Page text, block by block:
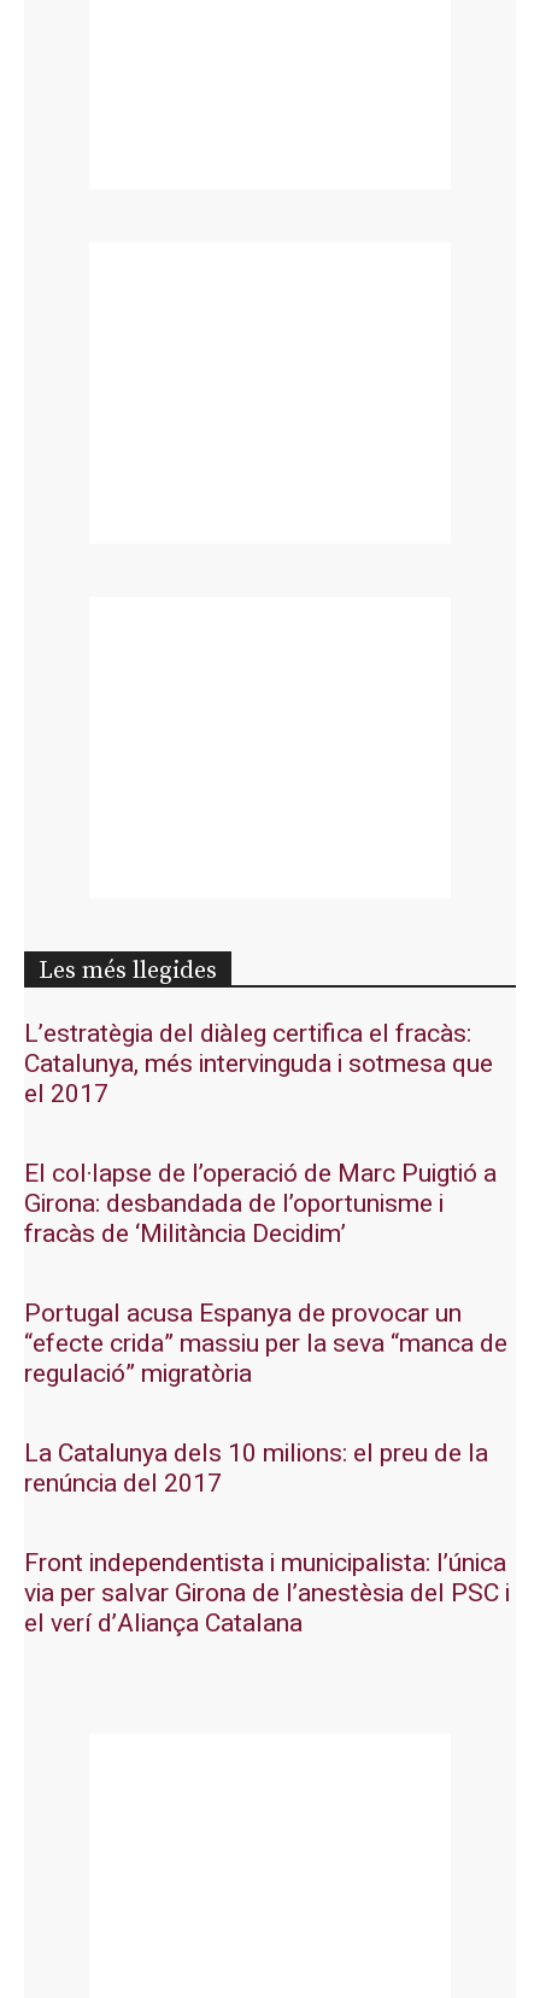
Les més llegides
L’estratègia del diàleg certifica el fracàs:
Catalunya, més intervinguda i sotmesa que
el 2017
El col·lapse de l’operació de Marc Puigtió a
Girona: desbandada de l’oportunisme i
fracàs de ‘Militància Decidim’
Portugal acusa Espanya de provocar un
“efecte crida” massiu per la seva “manca de
regulació” migratòria
La Catalunya dels 10 milions: el preu de la
renúncia del 2017
Front independentista i municipalista: l’única
via per salvar Girona de l’anestèsia del PSC i
el verí d’Aliança Catalana